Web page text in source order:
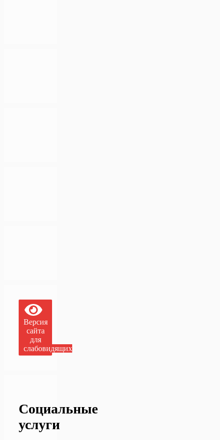
Версия
сайта
для
слабовидящих
Социальные
услуги